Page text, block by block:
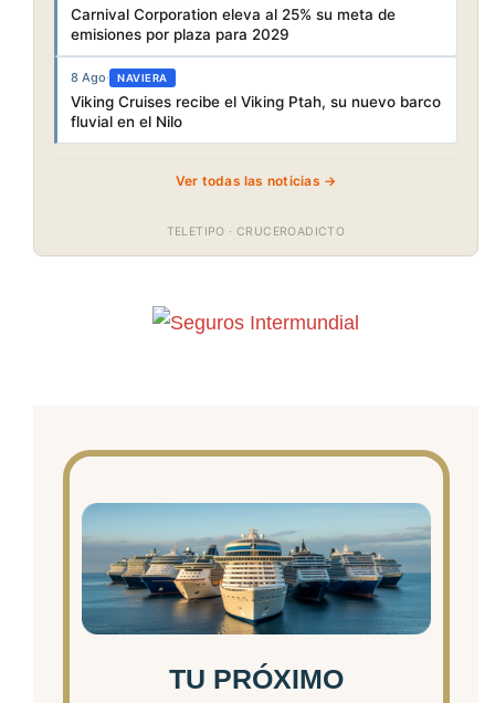
Carnival Corporation eleva al 25% su meta de
emisiones por plaza para 2029
8 Ago· NAVIERA
Viking Cruises recibe el Viking Ptah, su nuevo barco
fluvial en el Nilo
Ver todas las noticias →
TELETIPO · CRUCEROADICTO